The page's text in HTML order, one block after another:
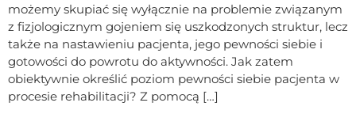
możemy skupiać się wyłącznie na problemie związanym
z fizjologicznym gojeniem się uszkodzonych struktur, lecz
także na nastawieniu pacjenta, jego pewności siebie i
gotowości do powrotu do aktywności. Jak zatem
obiektywnie określić poziom pewności siebie pacjenta w
procesie rehabilitacji? Z pomocą […]